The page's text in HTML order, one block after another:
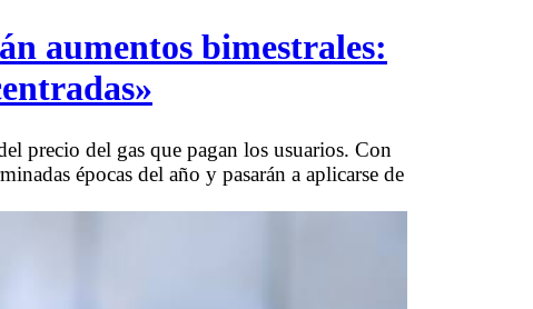
aumentos bimestrales:
precio del gas que pagan los usuarios. Con
épocas del año y pasarán a aplicarse de